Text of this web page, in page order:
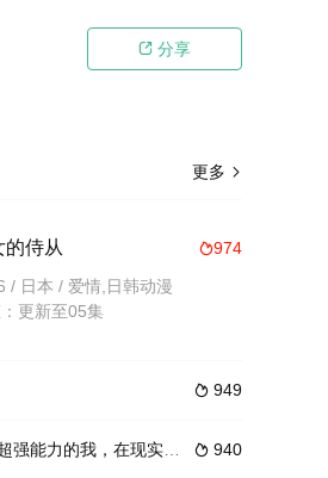
 分享
更多 
974
的侍从
/ 日本 / 爱情,日韩动漫
更新至05集
 949
 940
实世界照样无敌～等级提升改变人生命运～ SP